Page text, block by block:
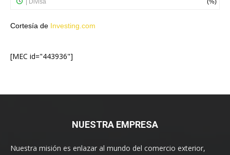
Cortesía de Investing.com
[MEC id="443936"]
NUESTRA EMPRESA
Nuestra misión es enlazar al mundo del comercio exterior,